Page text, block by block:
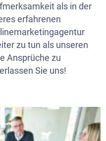
als in der
erfahrenen
zu tun als unseren
Ansprüche zu
Sie uns!